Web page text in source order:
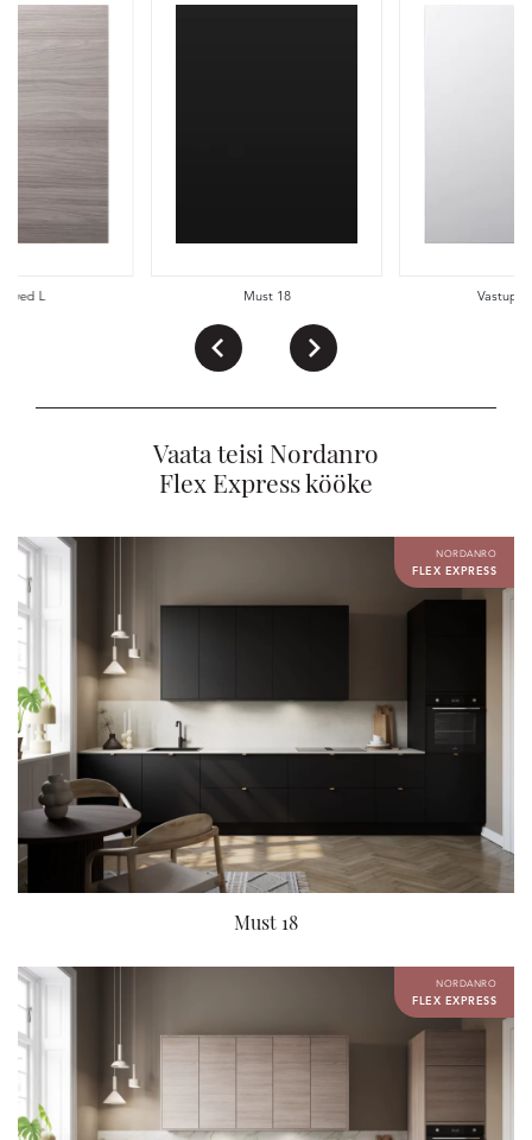
L Must 18
Vaata teisi Nordanro
Flex Express kööke
NORDANRO
FLEX EXPRESS
Must 18
NORDANRO
FLEX EXPRESS